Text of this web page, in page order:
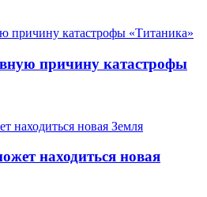
причину катастрофы
находиться новая